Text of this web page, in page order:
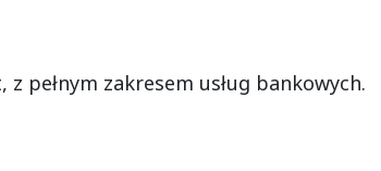
pełnym zakresem usług bankowych.